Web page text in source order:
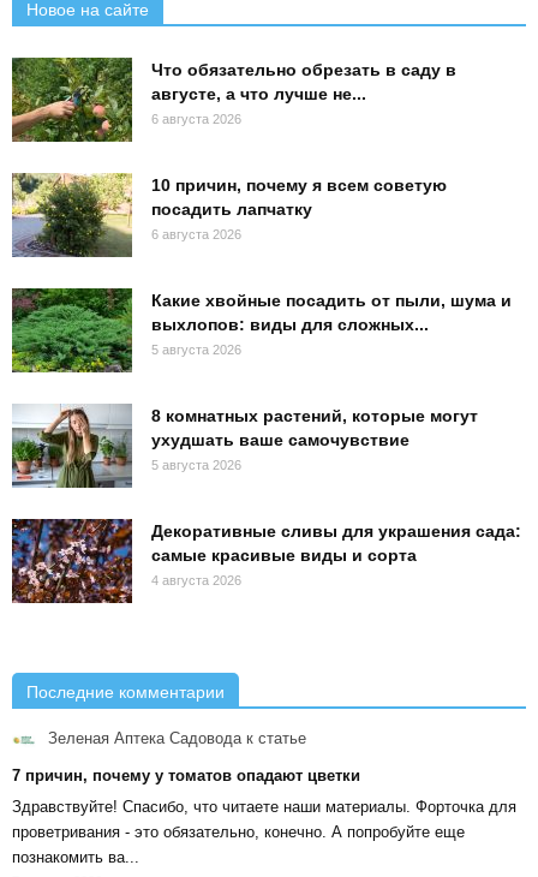
Новое на сайте
Что обязательно обрезать в саду в
августе, а что лучше не...
6 августа 2026
10 причин, почему я всем советую
посадить лапчатку
6 августа 2026
Какие хвойные посадить от пыли, шума и
выхлопов: виды для сложных...
5 августа 2026
8 комнатных растений, которые могут
ухудшать ваше самочувствие
5 августа 2026
Декоративные сливы для украшения сада:
самые красивые виды и сорта
4 августа 2026
Последние комментарии
Зеленая Аптека Садоводак статье
7 причин, почему у томатов опадают цветки
Здравствуйте! Спасибо, что читаете наши материалы. Форточка для
проветривания - это обязательно, конечно. А попробуйте еще
познакомить ва...